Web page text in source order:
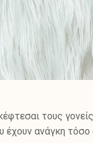
τους
έχουν ανάγκη